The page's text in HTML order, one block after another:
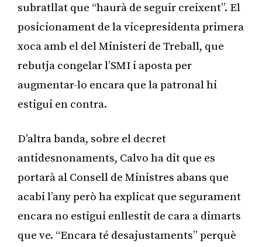
subratllat que “haurà de seguir creixent”. El
posicionament de la vicepresidenta primera
xoca amb el del Ministeri de Treball, que
rebutja congelar l’SMI i aposta per
augmentar-lo encara que la patronal hi
estigui en contra.
D’altra banda, sobre el decret
antidesnonaments, Calvo ha dit que es
portarà al Consell de Ministres abans que
acabi l’any però ha explicat que segurament
encara no estigui enllestit de cara a dimarts
que ve. “Encara té desajustaments” perquè